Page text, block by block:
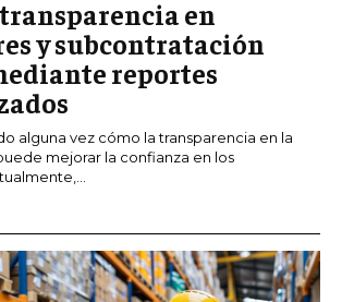
en
y subcontratación
reportes
alguna vez cómo la transparencia en la
mejorar la confianza en los